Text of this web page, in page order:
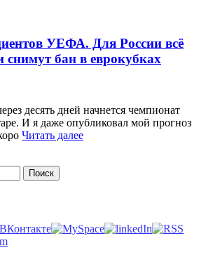
УЕФА. Для России всё
снимут бан в еврокубках
десять дней начнется чемпионат
И я даже опубликовал мой прогноз
Читать далее